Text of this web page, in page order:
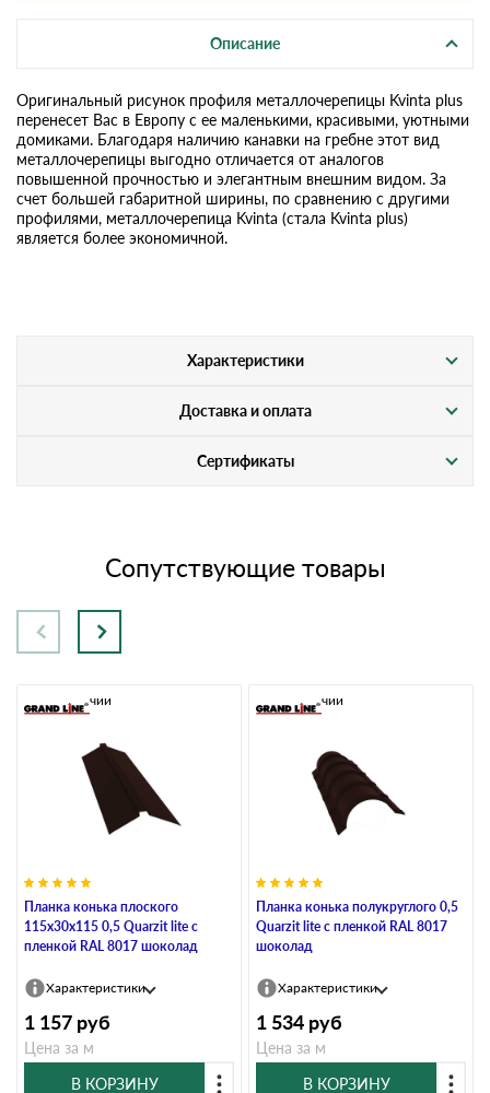
Описание
Оригинальный рисунок профиля металлочерепицы Kvinta plus
перенесет Вас в Европу с ее маленькими, красивыми, уютными
домиками. Благодаря наличию канавки на гребне этот вид
металлочерепицы выгодно отличается от аналогов
повышенной прочностью и элегантным внешним видом. За
счет большей габаритной ширины, по сравнению с другими
профилями, металлочерепица Kvinta (стала Kvinta plus)
является более экономичной.
Характеристики
Доставка и оплата
Сертификаты
Сопутствующие товары
Планка конька плоского
115х30х115 0,5 Quarzit lite с
пленкой RAL 8017 шоколад
В наличии
Характеристики
1 157 руб
Цена за м
В КОРЗИНУ
Планка конька полукруглого 0,5
Quarzit lite с пленкой RAL 8017
шоколад
В наличии
Характеристики
1 534 руб
Цена за м
В КОРЗИНУ